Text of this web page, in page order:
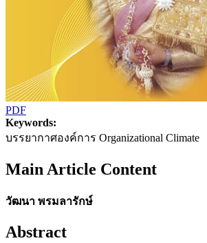
PDF
Keywords:
บรรยากาศองค์การ Organizational Climate
Main Article Content
วัฒนา พรมลารักษ์
Abstract